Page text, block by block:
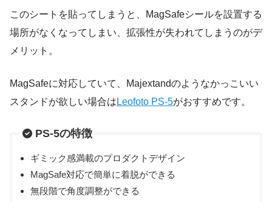
このシートを貼ってしまうと、MagSafeシールを設置する
場所がなくなってしまい、拡張性が失われてしまうのがデ
メリット。
MagSafeに対応していて、Majextandのようなかっこいい
スタンドが欲しい場合は Leofoto PS-5がおすすめです。
PS-5の特徴
ギミック感満載のプロダクトデザイン
MagSafe対応で簡単に着脱ができる
無段階で角度調整ができる